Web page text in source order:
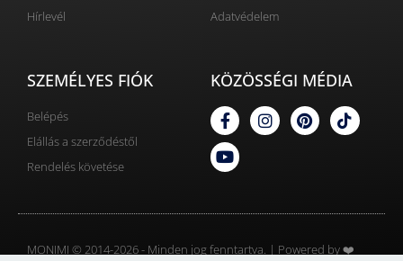
Hírlevél
Adatvédelem
SZEMÉLYES FIÓK
Belépés
Elállás a szerződéstől
Rendelés követése
KÖZÖSSÉGI MÉDIA
MONIMI © 2014-2026 - Minden jog fenntartva. | Powered by ❤️